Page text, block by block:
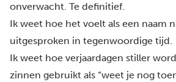
onverwacht. Te definitief.
Ik weet hoe het voelt als een naam
uitgesproken in tegenwoordige tijd.
Ik weet hoe verjaardagen stiller
zinnen gebruikt als “weet je nog